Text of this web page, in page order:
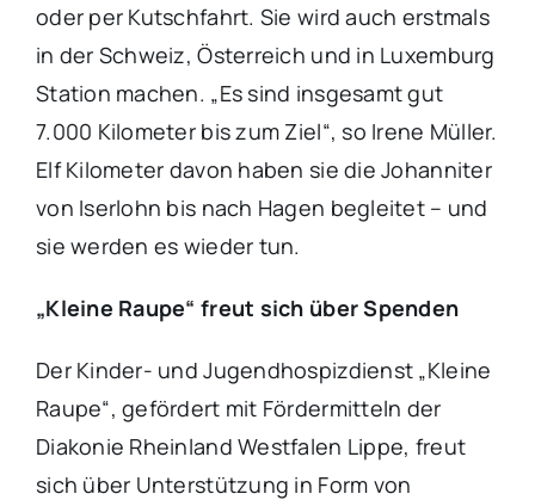
oder per Kutschfahrt. Sie wird auch erstmals
in der Schweiz, Österreich und in Luxemburg
Station machen. „Es sind insgesamt gut
7.000 Kilometer bis zum Ziel“, so Irene Müller.
Elf Kilometer davon haben sie die Johanniter
von Iserlohn bis nach Hagen begleitet – und
sie werden es wieder tun.
„Kleine Raupe“ freut sich über Spenden
Der Kinder- und Jugendhospizdienst „Kleine
Raupe“, gefördert mit Fördermitteln der
Diakonie Rheinland Westfalen Lippe, freut
sich über Unterstützung in Form von